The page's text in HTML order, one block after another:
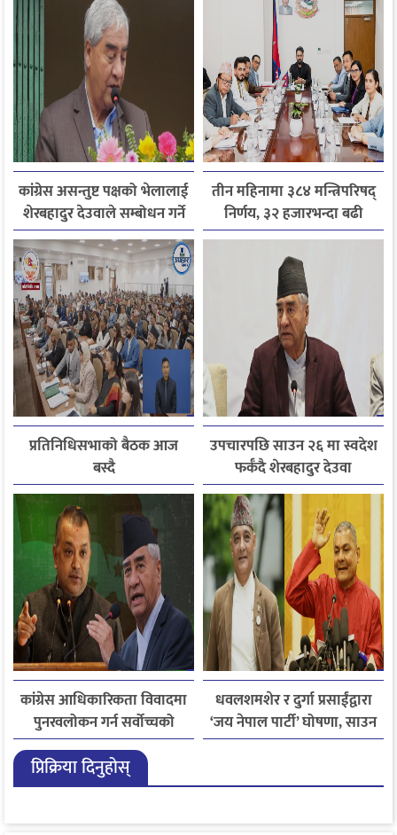
कांग्रेस असन्तुष्ट पक्षको भेलालाई
शेरबहादुर देउवाले सम्बोधन गर्ने
तीन महिनामा ३८४ मन्त्रिपरिषद्
निर्णय, ३२ हजारभन्दा बढी
गुनासो फर्छ्योट
प्रतिनिधिसभाको बैठक आज
बस्दै
उपचारपछि साउन २६ मा स्वदेश
फर्कँदै शेरबहादुर देउवा
कांग्रेस आधिकारिकता विवादमा
पुनरवलोकन गर्न सर्वोच्चको
अनुमति
धवलशमशेर र दुर्गा प्रसाईंद्वारा
‘जय नेपाल पार्टी’ घोषणा, साउन
२८ मा आयोगमा दर्ता गर्ने तयारी
प्रिक्रिया दिनुहोस्